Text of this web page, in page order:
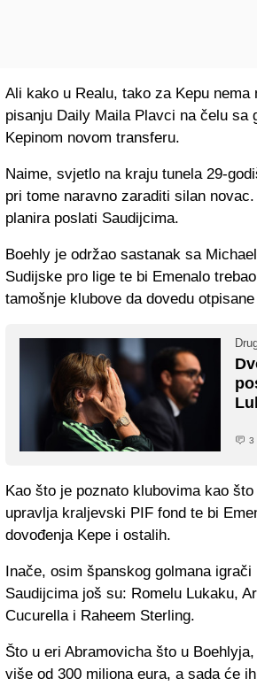
Ali kako u Realu, tako za Kepu
pisanju Daily Maila Plavci na čelu sa
Kepinom novom transferu.
Naime, svjetlo na kraju tunela 29-
pri tome naravno zaraditi silan
planira poslati Saudijcima.
Boehly je održao sastanak sa
Sudijske pro lige te bi Emenalo
tamošnje klubove da dovedu
3
Kao što je poznato klubovima kao
upravlja kraljevski PIF fond te bi
dovođenja Kepe i ostalih.
Inače, osim španskog golmana
Saudijcima još su: Romelu Lukaku,
Cucurella i Raheem Sterling.
Što u eri Abramovicha što u
više od 300 miliona eura, a sada će